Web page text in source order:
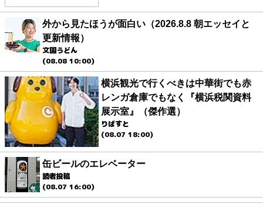
外から見たほうが面白い（2026.8.8 朝エッセイと
更新情報）
文園うどん
(08.08 10:00)
横浜観光で行くべきは中華街でも赤
レンガ倉庫でもなく『横浜税関資料
展示室』（傑作選）
りばすと
(08.07 18:00)
缶ビールのエレベーター
読者投稿
(08.07 16:00)